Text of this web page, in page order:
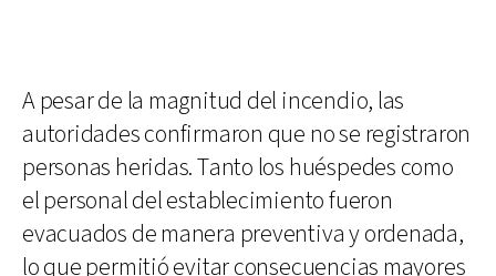
A pesar de la magnitud del incendio, las
autoridades confirmaron que no se registraron
personas heridas. Tanto los huéspedes como
el personal del establecimiento fueron
evacuados de manera preventiva y ordenada,
lo que permitió evitar consecuencias mayores